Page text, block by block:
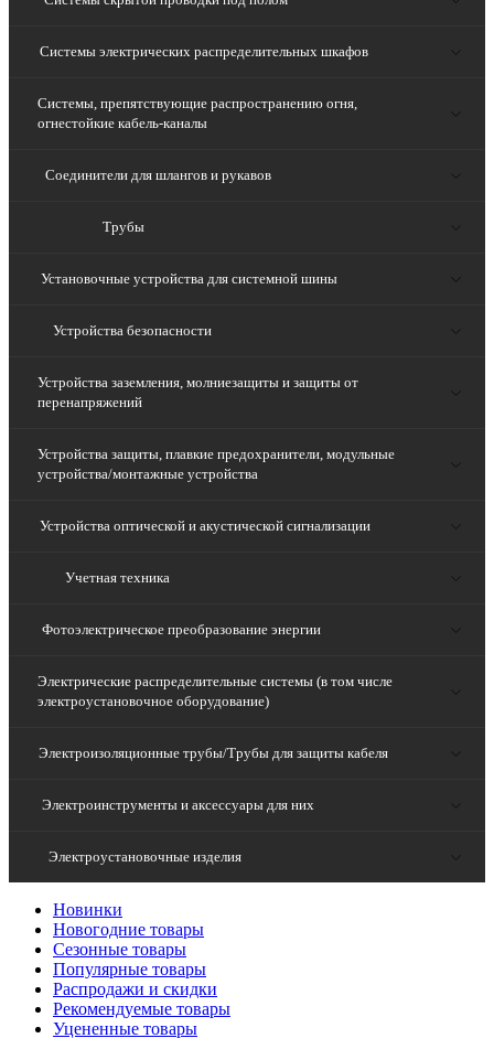
Системы электрических распределительных шкафов
Системы, препятствующие распространению огня,
огнестойкие кабель-каналы
Соединители для шлангов и рукавов
Трубы
Установочные устройства для системной шины
Устройства безопасности
Устройства заземления, молниезащиты и защиты от
перенапряжений
Устройства защиты, плавкие предохранители, модульные
устройства/монтажные устройства
Устройства оптической и акустической сигнализации
Учетная техника
Фотоэлектрическое преобразование энергии
Электрические распределительные системы (в том числе
электроустановочное оборудование)
Электроизоляционные трубы/Трубы для защиты кабеля
Электроинструменты и аксессуары для них
Электроустановочные изделия
Новинки
Новогодние товары
Сезонные товары
Популярные товары
Распродажи и скидки
Рекомендуемые товары
Уцененные товары